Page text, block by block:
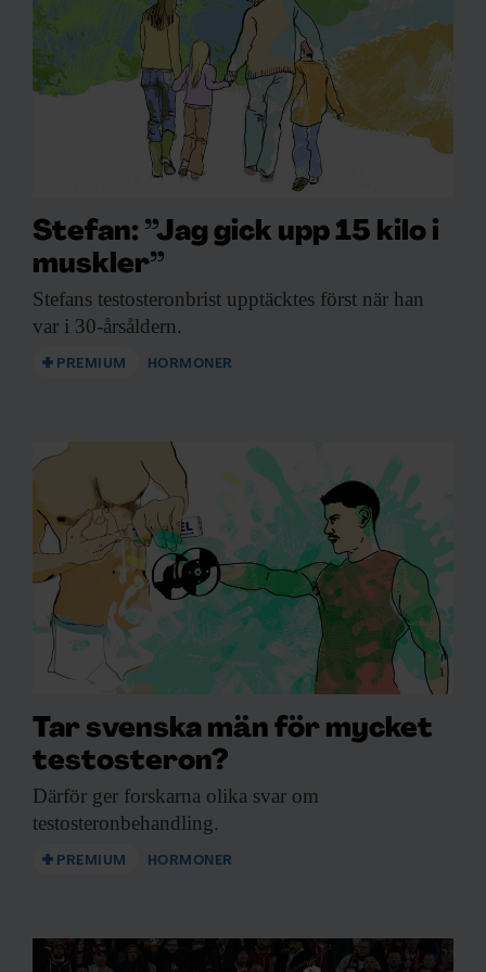
Beställ i dag!
Stefan: ”Jag gick upp 15 kilo i
muskler”
Stefans testosteronbrist upptäcktes först när han
var i 30-årsåldern.
PREMIUM HORMONER
Tar svenska män för mycket
testosteron?
Därför ger forskarna olika svar om
testosteronbehandling.
PREMIUM HORMONER